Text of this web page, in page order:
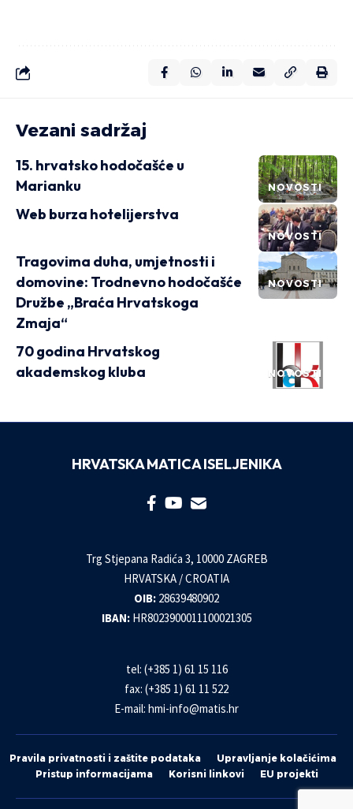
Vezani sadržaj
NOVOSTI
15. hrvatsko hodočašće u
Marianku
NOVOSTI
Web burza hotelijerstva
NOVOSTI
Tragovima duha, umjetnosti i
domovine: Trodnevno hodočašće
Družbe „Braća Hrvatskoga
Zmaja“
NOVOSTI
70 godina Hrvatskog
akademskog kluba
HRVATSKA MATICA ISELJENIKA
Trg Stjepana Radića 3, 10000 ZAGREB
HRVATSKA / CROATIA
OIB: 28639480902
IBAN: HR8023900011100021305
tel: (+385 1) 61 15 116
fax: (+385 1) 61 11 522
E-mail: hmi-info@matis.hr
Pravila privatnosti i zaštite podataka
Upravljanje kolačićima
Pristup informacijama
Korisni linkovi EU projekti